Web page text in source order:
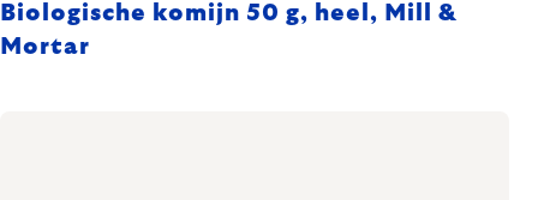
Biologische komijn 50 g, heel, Mill &
Mortar